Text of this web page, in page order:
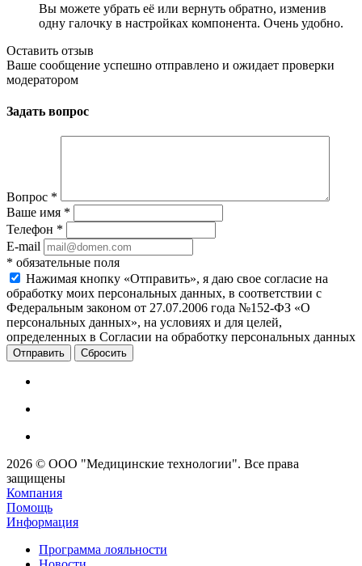
Вы можете убрать её или вернуть обратно, изменив
одну галочку в настройках компонента. Очень удобно.
Оставить отзыв
Ваше сообщение успешно отправлено и ожидает проверки
модератором
Задать вопрос
Вопрос *
Ваше имя *
Телефон *
E-mail
* обязательные поля
Нажимая кнопку «Отправить», я даю свое согласие на
обработку моих персональных данных, в соответствии с
Федеральным законом от 27.07.2006 года №152-ФЗ «О
персональных данных», на условиях и для целей,
определенных в Согласии на обработку персональных данных
Сбросить
2026 © ООО "Медицинские технологии". Все права
защищены
Компания
Помощь
Информация
Программа лояльности